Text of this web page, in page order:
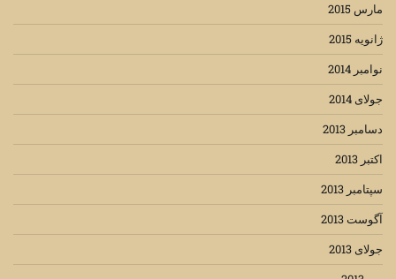
مارس 2015
ژانویه 2015
نوامبر 2014
جولای 2014
دسامبر 2013
اکتبر 2013
سپتامبر 2013
آگوست 2013
جولای 2013